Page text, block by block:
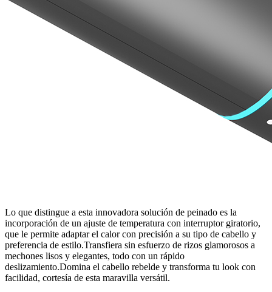
Lo que distingue a esta innovadora solución de peinado es la
incorporación de un ajuste de temperatura con interruptor giratorio,
que le permite adaptar el calor con precisión a su tipo de cabello y
preferencia de estilo.Transfiera sin esfuerzo de rizos glamorosos a
mechones lisos y elegantes, todo con un rápido
deslizamiento.Domina el cabello rebelde y transforma tu look con
facilidad, cortesía de esta maravilla versátil.